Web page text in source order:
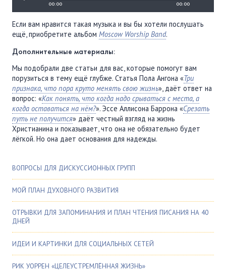
00:00 00:00
Если вам нравится такая музыка и вы бы хотели послушать
ещё, приобретите альбом Moscow Worship Band.
Дополнительные материалы:
Мы подобрали две статьи для вас, которые помогут вам
порузиться в тему ещё глубже. Статья Пола Ангона «Три
признака, что пора круто менять свою жизнь», даёт ответ на
вопрос: «Как понять, что когда надо срываться с места, а
когда оставаться на нём?». Эссе Аллисона Баррона «Срезать
путь не получится» даёт честный взгляд на жизнь
Христианина и показывает, что она не обязательно будет
лёгкой. Но она дает основания для надежды.
ВОПРОСЫ ДЛЯ ДИСКУССИОННЫХ ГРУПП
МОЙ ПЛАН ДУХОВНОГО РАЗВИТИЯ
ОТРЫВКИ ДЛЯ ЗАПОМИНАНИЯ И ПЛАН ЧТЕНИЯ ПИСАНИЯ НА 40
ДНЕЙ
ИДЕИ И КАРТИНКИ ДЛЯ СОЦИАЛЬНЫХ СЕТЕЙ
РИК УОРРЕН «ЦЕЛЕУСТРЕМЛЁННАЯ ЖИЗНЬ»